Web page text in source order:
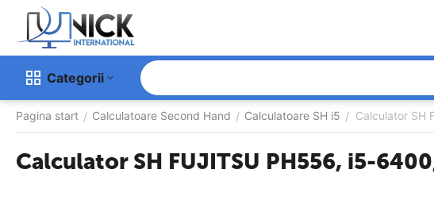
Categorii
Pagina start / Calculatoare Second Hand / Calculatoare SH i5 / Calculator SH
Calculator SH FUJITSU PH556, i5-